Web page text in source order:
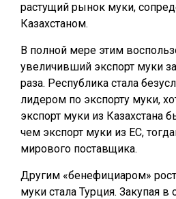
растущий рынок муки,
Казахстаном.
В полной мере этим
увеличивший экспорт муки
раза. Республика стала
лидером по экспорту муки,
экспорт муки из Казахстана
чем экспорт муки из ЕС,
мирового поставщика.
Другим «бенефициаром»
муки стала Турция. Закупая